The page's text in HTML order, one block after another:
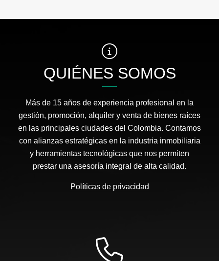
QUIÉNES SOMOS
Más de 15 años de experiencia profesional en la
gestión, promoción, alquiler y venta de bienes raíces
en las principales ciudades del Colombia. Contamos
con alianzas estratégicas en la industria inmobiliaria
y herramientas tecnológicas que nos permiten
prestar una asesoría integral de alta calidad.
Políticas de privacidad